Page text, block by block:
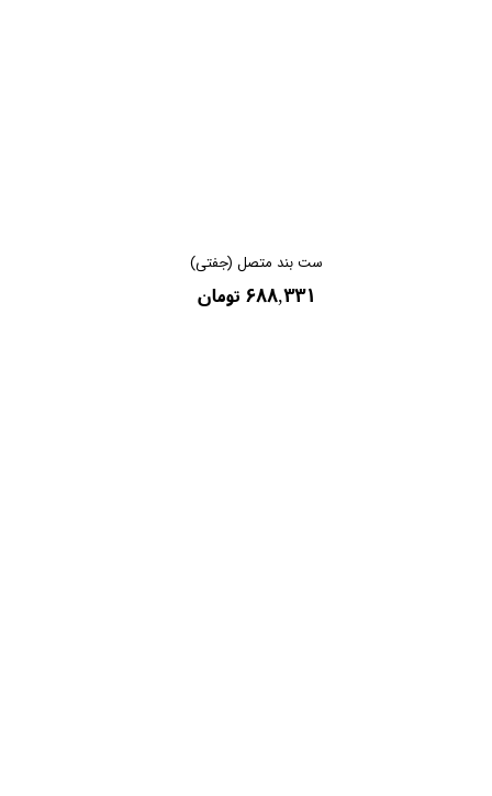
ست بند متصل (جفتی)
۶۸۸,۳۳۱ تومان